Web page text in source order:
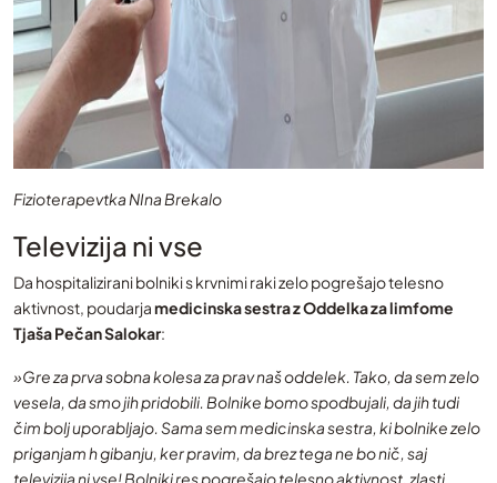
Fizioterapevtka NIna Brekalo
Televizija ni vse
Da hospitalizirani bolniki s krvnimi raki zelo pogrešajo telesno
aktivnost, poudarjamedicinska sestra z Oddelka za limfome
Tjaša Pečan Salokar:
»Gre za prva sobna kolesa za prav naš oddelek. Tako, da sem zelo
vesela, da smo jih pridobili. Bolnike bomo spodbujali, da jih tudi
čim bolj uporabljajo. Sama sem medicinska sestra, ki bolnike zelo
priganjam h gibanju, ker pravim, da brez tega ne bo nič, saj
televizija ni vse! Bolniki res pogrešajo telesno aktivnost, zlasti